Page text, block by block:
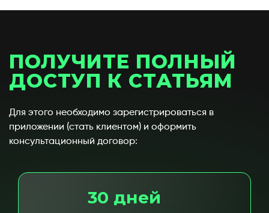
ПОЛУЧИТЕ ПОЛНЫЙ
ДОСТУП К СТАТЬЯМ
Для этого необходимо зарегистрироваться в
приложении (стать клиентом) и оформить
консультационный договор:
30 дней